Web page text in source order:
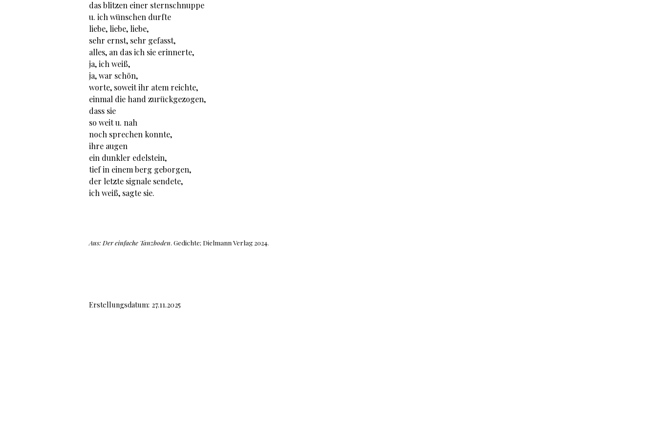
das blitzen einer sternschnuppe
u. ich wünschen durfte
liebe, liebe, liebe,
sehr ernst, sehr gefasst,
alles, an das ich sie erinnerte,
ja, ich weiß,
ja, war schön,
worte, soweit ihr atem reichte,
einmal die hand zurückgezogen,
dass sie
so weit u. nah
noch sprechen konnte,
ihre augen
ein dunkler edelstein,
tief in einem berg geborgen,
der letzte signale sendete,
ich weiß, sagte sie.
Aus: Der einfache Tanzboden. Gedichte; Dielmann Verlag 2024.
Erstellungsdatum: 27.11.2025